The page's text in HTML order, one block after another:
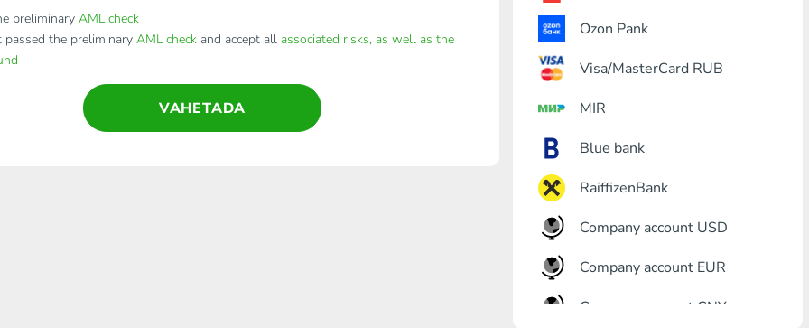
Ozon Pank
Visa/MasterCard RUB
MIR
Blue bank
RaiffizenBank
Company account USD
Company account EUR
Company account CNY
preliminary AML check
the preliminary AML checkand accept all associated risks, as well as the
VAHETADA